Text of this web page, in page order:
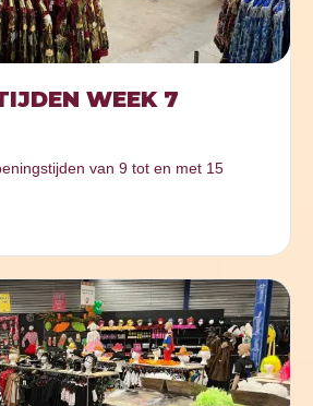
WEEK 7
van 9 tot en met 15